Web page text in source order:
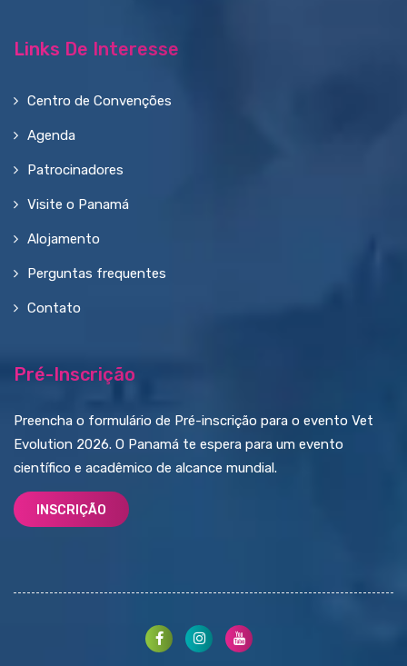
Links De Interesse
Centro de Convenções
Agenda
Patrocinadores
Visite o Panamá
Alojamento
Perguntas frequentes
Contato
Pré-Inscrição
Preencha o formulário de Pré-inscrição para o evento Vet
Evolution 2026. O Panamá te espera para um evento
científico e acadêmico de alcance mundial.
INSCRIÇÃO